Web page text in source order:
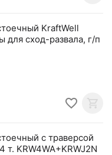
KraftWell
для сход-развала, г/п
с траверсой
т. KRW4WA+KRWJ2N